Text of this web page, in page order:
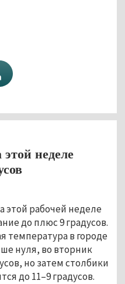
неделе
этой рабочей неделе
до плюс 9 градусов.
температура в городе
нуля, во вторник
но затем столбики
до 11–9 градусов.